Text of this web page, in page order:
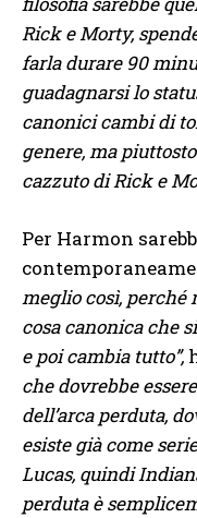
Rick e Morty,
farla durare 90
guadagnarsi lo
canonici cambi di
genere, ma
cazzuto di Rick e
Per Harmon
meglio così, perché
cosa canonica che
e poi cambia tutto”,
che dovrebbe
dell’arca perduta,
esiste già come
Lucas, quindi
perduta è